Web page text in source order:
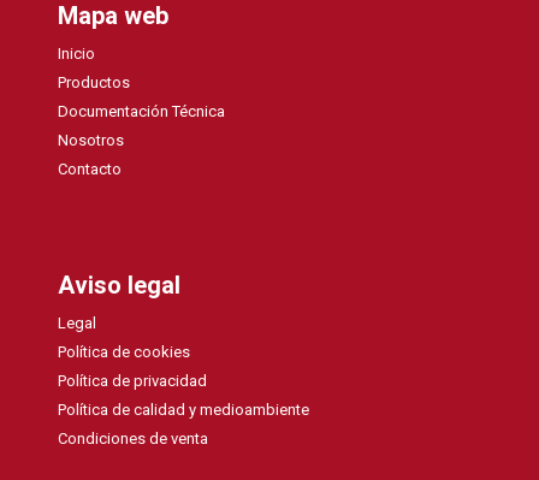
Mapa web
Inicio
Productos
Documentación Técnica
Nosotros
Contacto
Aviso legal
Legal
Política de cookies
Política de privacidad
Política de calidad y medioambiente
Condiciones de venta